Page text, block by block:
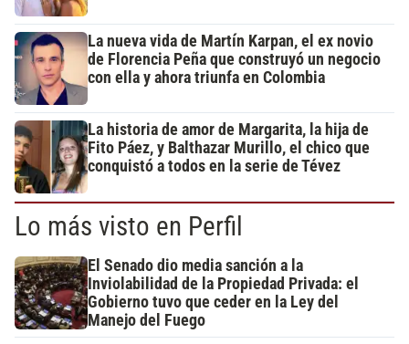
La nueva vida de Martín Karpan, el ex novio
de Florencia Peña que construyó un negocio
con ella y ahora triunfa en Colombia
La historia de amor de Margarita, la hija de
Fito Páez, y Balthazar Murillo, el chico que
conquistó a todos en la serie de Tévez
Lo más visto en Perfil
El Senado dio media sanción a la
Inviolabilidad de la Propiedad Privada: el
Gobierno tuvo que ceder en la Ley del
Manejo del Fuego